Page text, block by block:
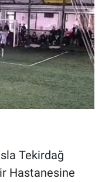
Tekirdağ
Hastanesine